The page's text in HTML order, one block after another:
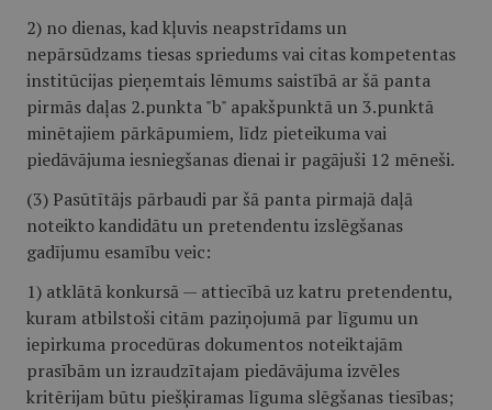
2) no dienas, kad kļuvis neapstrīdams un
nepārsūdzams tiesas spriedums vai citas kompetentas
institūcijas pieņemtais lēmums saistībā ar šā panta
pirmās daļas 2.punkta "b" apakšpunktā un 3.punktā
minētajiem pārkāpumiem, līdz pieteikuma vai
piedāvājuma iesniegšanas dienai ir pagājuši 12 mēneši.
(3) Pasūtītājs pārbaudi par šā panta pirmajā daļā
noteikto kandidātu un pretendentu izslēgšanas
gadījumu esamību veic:
1) atklātā konkursā — attiecībā uz katru pretendentu,
kuram atbilstoši citām paziņojumā par līgumu un
iepirkuma procedūras dokumentos noteiktajām
prasībām un izraudzītajam piedāvājuma izvēles
kritērijam būtu piešķiramas līguma slēgšanas tiesības;